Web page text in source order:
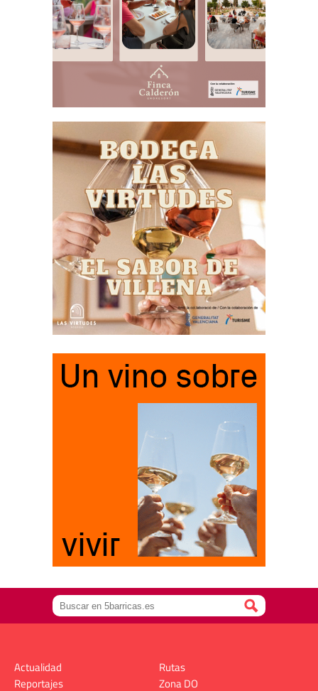
Actualidad
Reportajes
Rutas
Zona DO